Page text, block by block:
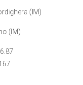
(IM)
(IM)